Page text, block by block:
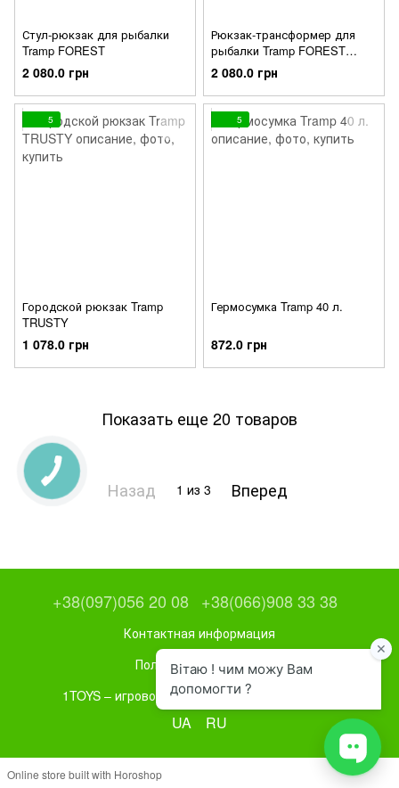
Стул-рюкзак для рыбалки
Tramp FOREST
2 080.0 грн
Рюкзак-трансформер для
рыбалки Tramp FOREST
CAMO
2 080.0 грн
5
Городской рюкзак Tramp
TRUSTY
1 078.0 грн
5
Гермосумка Tramp 40 л.
872.0 грн
Показать еще 20 товаров
Назад 1 из 3 Вперед
+38(097)056 20 08 +38(066)908 33 38
Контактная информация
Полная версия сайта
1TOYS – игровое и спортивное оборудование
UA RU
Online store built with Horoshop